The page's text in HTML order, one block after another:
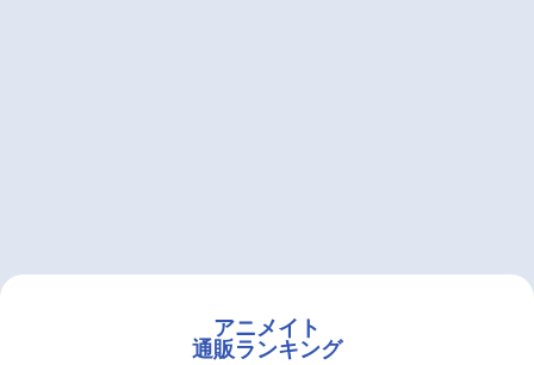
アニメイト
通販ランキング